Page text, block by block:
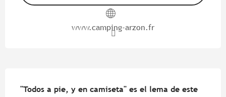
www.camping-arzon.fr
"Todos a pie, y en camiseta" es el lema de este